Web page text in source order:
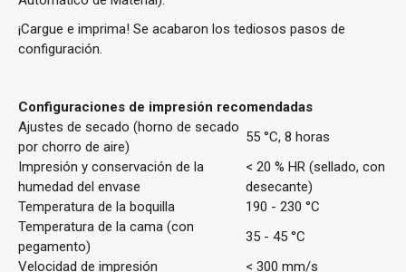
¡Cargue e imprima! Se acabaron los tediosos pasos de
configuración.
Configuraciones de impresión recomendadas
Ajustes de secado (horno de secado
por chorro de aire)
55 °C, 8 horas
Impresión y conservación de la
humedad del envase
< 20 % HR (sellado, con
desecante)
Temperatura de la boquilla
190 - 230 °C
Temperatura de la cama (con
pegamento)
35 - 45 °C
Velocidad de impresión
< 300 mm/s